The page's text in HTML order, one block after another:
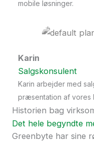
mobile løsninger.
Karin
Salgskonsulent
Karin arbejder med
præsentation af vores
Historien bag
Det hele begyndte
Greenbyte har sine